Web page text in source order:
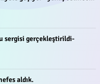
sergisi gerçekleştirildi-
aldık.